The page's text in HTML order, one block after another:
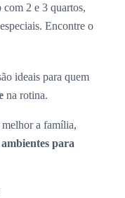
com 2 e 3 quartos,
Encontre o
ideais para quem
na rotina.
a família,
para